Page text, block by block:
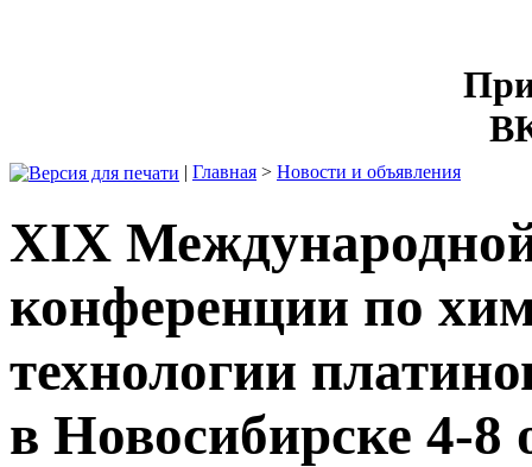
| Главная > Новости и объявления
XIX
конференции по
технологии
в Новосибирске 4-8